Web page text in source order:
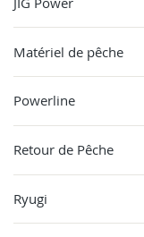
Matériel de pêche
Powerline
Retour de Pêche
Ryugi